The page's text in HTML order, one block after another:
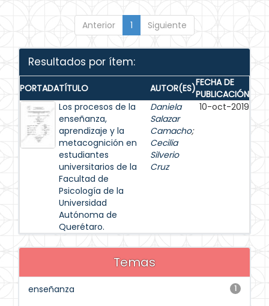
Anterior 1 Siguiente
Resultados por ítem:
PORTADATÍTULO AUTOR(ES)FECHA DE
PUBLICACIÓN
Los procesos de la
enseñanza,
aprendizaje y la
metacognición en
estudiantes
universitarios de la
Facultad de
Psicología de la
Universidad
Autónoma de
Querétaro.
Daniela
Salazar
Camacho;
Cecilia
Silverio
Cruz
10-oct-2019
Temas
1
enseñanza